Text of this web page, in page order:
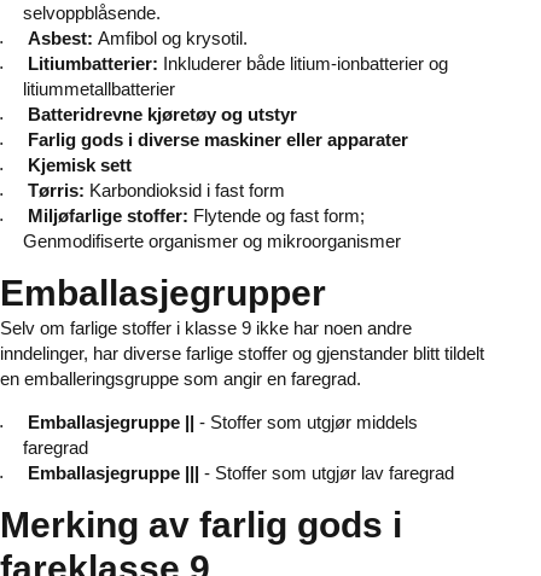
selvoppblåsende.
Asbest: Amfibol og krysotil.
Litiumbatterier: Inkluderer både litium-ionbatterier og
litiummetallbatterier
Batteridrevne kjøretøy og utstyr
Farlig gods i diverse maskiner eller apparater
Kjemisk sett
Tørris: Karbondioksid i fast form
Miljøfarlige stoffer: Flytende og fast form;
Genmodifiserte organismer og mikroorganismer
Emballasjegrupper
Selv om farlige stoffer i klasse 9 ikke har noen andre
inndelinger, har diverse farlige stoffer og gjenstander blitt tildelt
en emballeringsgruppe som angir en faregrad.
Emballasjegruppe || - Stoffer som utgjør middels
faregrad
Emballasjegruppe ||| - Stoffer som utgjør lav faregrad
Merking av farlig gods i
fareklasse 9